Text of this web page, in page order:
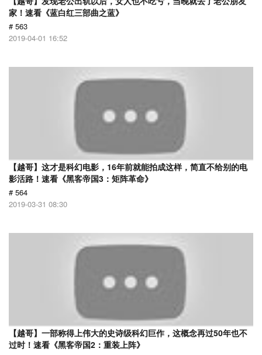
家！速看《蓝白红三部曲之蓝》
# 563
2019-04-01 16:52
【越哥】这才是科幻电影，16年前就能拍成这样，简直不给别的电
影活路！速看《黑客帝国3：矩阵革命》
# 564
2019-03-31 08:30
【越哥】一部称得上伟大的史诗级科幻巨作，这概念再过50年也不
过时！速看《黑客帝国2：重装上阵》